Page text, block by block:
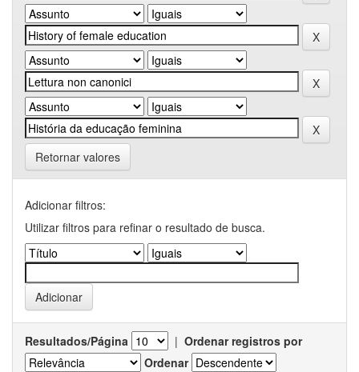
Retornar valores
Adicionar filtros:
Utilizar filtros para refinar o resultado de busca.
Resultados/Página | Ordenar registros por
Ordenar